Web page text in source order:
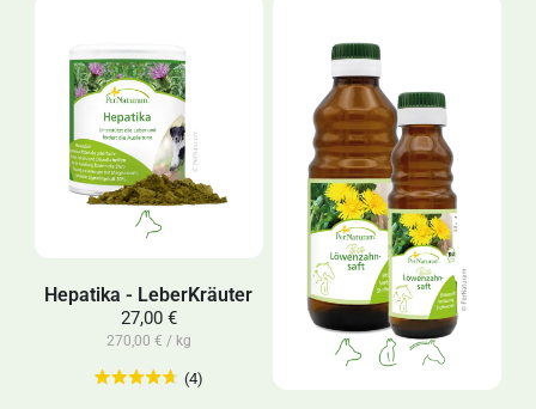
Hepatika - LeberKräuter
27,00 €
270,00 € / kg
(4)